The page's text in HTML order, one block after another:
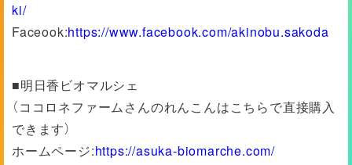
ki/
Faceook:https://www.facebook.com/akinobu.sakoda
■明日香ビオマルシェ
（ココロネファームさんのれんこんはこちらで直接購入
できます）
ホームページ:https://asuka-biomarche.com/